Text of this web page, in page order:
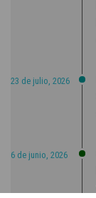
23 de julio, 2026
6 de junio, 2026